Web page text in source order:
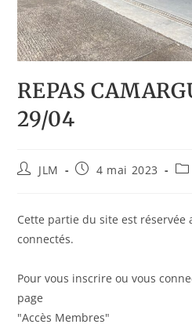
REPAS
29/04
JLM 4 mai 2023
Cette partie du site est
connectés.
Pour vous inscrire ou vous
page
"Accès Membres"